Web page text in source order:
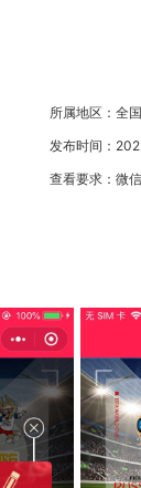
所属地区：全
发布时间：
查看要求：微